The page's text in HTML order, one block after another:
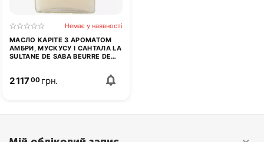
МАСЛО КАРІТЕ З АРОМАТОМ
АМБРИ, МУСКУСУ І САНТАЛА LA
SULTANE DE SABA BEURRE DE
Немає у наявності
2 117 00 грн.